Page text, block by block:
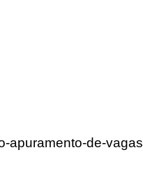
apuramento-de-